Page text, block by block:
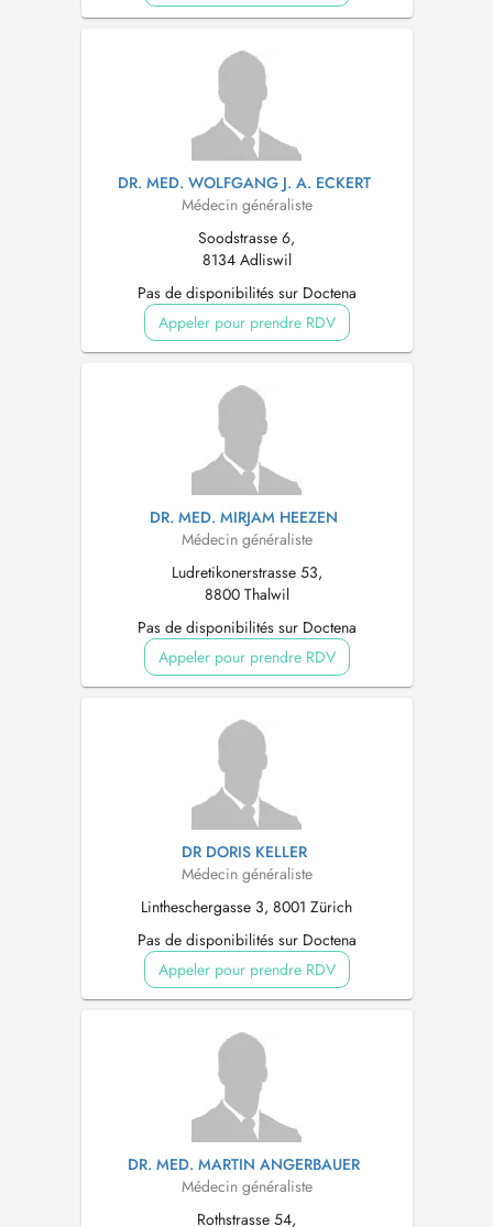
DR. MED. WOLFGANG J. A. ECKERT
Médecin généraliste
Soodstrasse 6,
8134 Adliswil
Pas de disponibilités sur Doctena
Appeler pour prendre RDV
DR. MED. MIRJAM HEEZEN
Médecin généraliste
Ludretikonerstrasse 53,
8800 Thalwil
Pas de disponibilités sur Doctena
Appeler pour prendre RDV
DR DORIS KELLER
Médecin généraliste
Lintheschergasse 3, 8001 Zürich
Pas de disponibilités sur Doctena
Appeler pour prendre RDV
DR. MED. MARTIN ANGERBAUER
Médecin généraliste
Rothstrasse 54,